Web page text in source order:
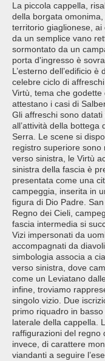
La piccola cappella,
della borgata
territorio giaglionese, ai
da un semplice vano
sormontato da un
porta d'ingresso è
L’esterno dell’edificio
celebre ciclo di
Virtù, tema che
attestano i casi di
Gli affreschi sono
all’attività della
Serra. Le scene si
registro superiore
verso sinistra, le Virtù
sinistra della fascia è
presentata come una
campeggia, inserita in
figura di Dio Padre.
Regno dei Cieli,
fascia intermedia si
Vizi impersonati da
accompagnati da
simbologia associa a
verso sinistra, dove
come un Leviatano
infine, troviamo
singolo vizio. Due
primo riquadro in basso
laterale della cappella.
raffigurazioni del regno
invece, di carattere
viandanti a seguire